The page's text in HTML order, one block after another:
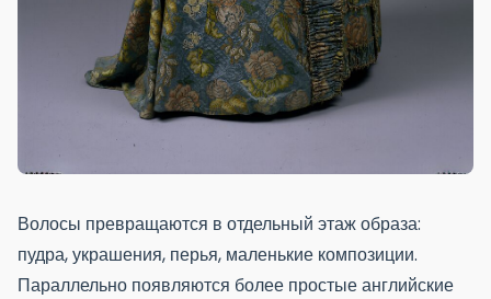
Волосы превращаются в отдельный этаж образа:
пудра, украшения, перья, маленькие композиции.
Параллельно появляются более простые английские